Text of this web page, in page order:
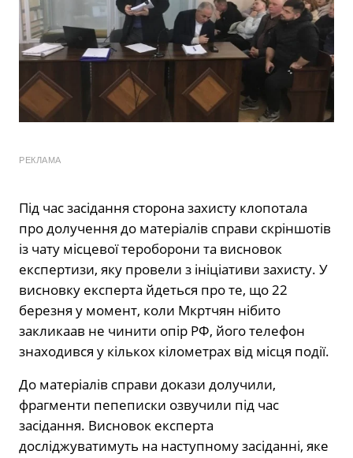
РЕКЛАМА
Під час засідання сторона захисту клопотала
про долучення до матеріалів справи скріншотів
із чату місцевої тероборони та висновок
експертизи, яку провели з ініціативи захисту. У
висновку експерта йдеться про те, що 22
березня у момент, коли Мкртчян нібито
закликаав не чинити опір РФ, його телефон
знаходився у кількох кілометрах від місця події.
До матеріалів справи докази долучили,
фрагменти пепеписки озвучили під час
засідання. Висновок експерта
досліджуватимуть на наступному засіданні, яке